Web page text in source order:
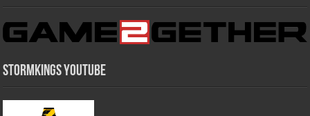
Stormkings Youtube